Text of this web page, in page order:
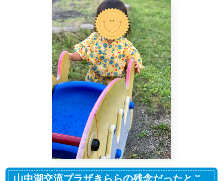
山中湖交流プラザきららの残念だったとこ